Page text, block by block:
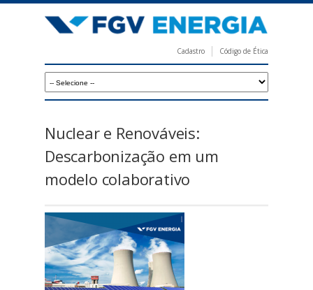
para
principal
V
e
r
g
a
Cadastro Código de Ética
Nuclear e Renováveis:
Descarbonização em um
modelo colaborativo